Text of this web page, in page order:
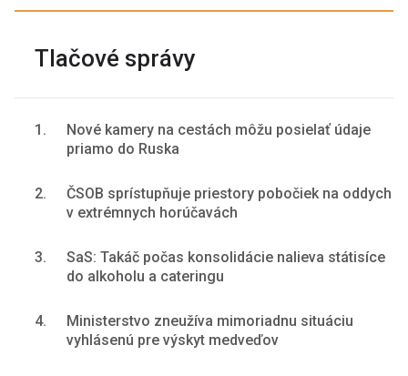
Tlačové správy
1.
Nové kamery na cestách môžu posielať údaje
priamo do Ruska
2.
ČSOB sprístupňuje priestory pobočiek na oddych
v extrémnych horúčavách
3.
SaS: Takáč počas konsolidácie nalieva státisíce
do alkoholu a cateringu
4.
Ministerstvo zneužíva mimoriadnu situáciu
vyhlásenú pre výskyt medveďov